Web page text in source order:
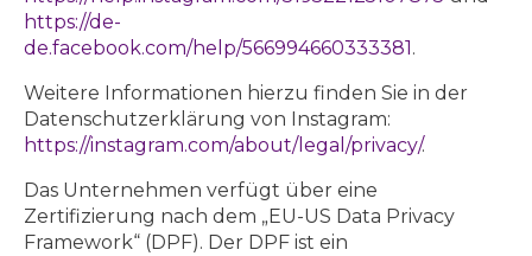
https://de-
de.facebook.com/help/566994660333381.
Weitere Informationen hierzu finden Sie in der
Datenschutzerklärung von Instagram:
https://instagram.com/about/legal/privacy/.
Das Unternehmen verfügt über eine
Zertifizierung nach dem „EU-US Data Privacy
Framework“ (DPF). Der DPF ist ein